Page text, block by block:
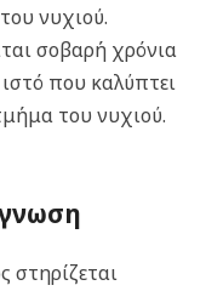
νυχιού.
σοβαρή χρόνια
που καλύπτει
του νυχιού.
στηρίζεται